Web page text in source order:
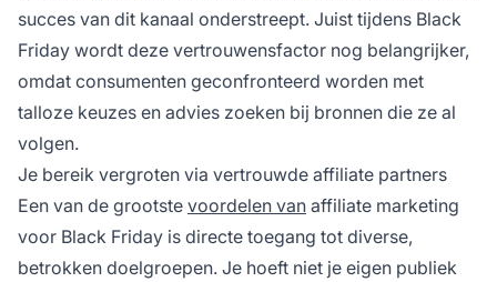
succes van dit kanaal onderstreept. Juist tijdens Black
Friday wordt deze vertrouwensfactor nog belangrijker,
omdat consumenten geconfronteerd worden met
talloze keuzes en advies zoeken bij bronnen die ze al
volgen.
Je bereik vergroten via vertrouwde affiliate partners
Een van de grootste voordelen van affiliate marketing
voor Black Friday is directe toegang tot diverse,
betrokken doelgroepen. Je hoeft niet je eigen publiek